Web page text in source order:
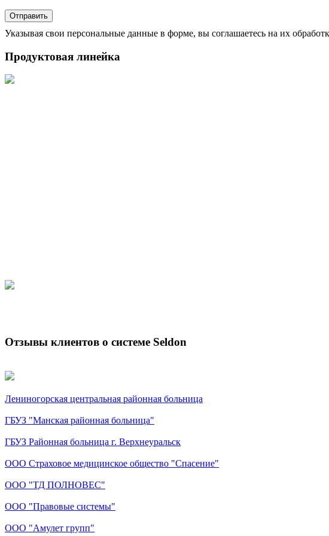
Указывая свои персональные данные в форме, вы соглашаетесь на их
Продуктовая линейка
Отзывы клиентов о системе Seldon
Лениногорская центральная районная больница
ГБУЗ "Манская районная больница"
ГБУЗ Районная больница г. Верхнеуральск
ООО Страховое медицинское общество "Спасение"
ООО "ТД ПОЛНОВЕС"
ООО "Правовые системы"
ООО "Амулет групп"